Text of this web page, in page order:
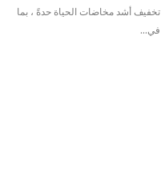
تخفيف أشد مخاضات الحياة حدةً ، بما
في…